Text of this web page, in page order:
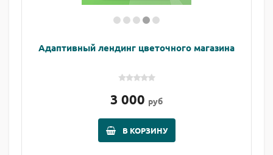
Адаптивный лендинг цветочного магазина
3 000 руб
В КОРЗИНУ